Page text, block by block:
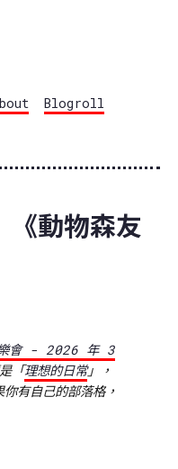
Blogroll
動物森友
會 - 2026 年 3
「理想的日常」，
有自己的部落格，